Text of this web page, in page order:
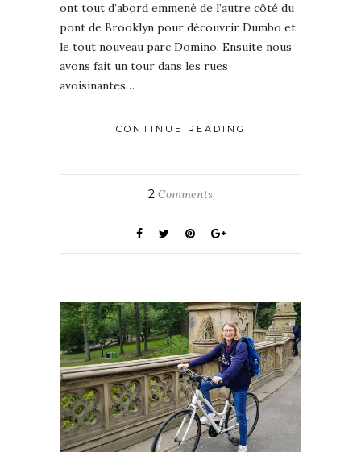
ont tout d’abord emmené de l’autre côté du
pont de Brooklyn pour découvrir Dumbo et
le tout nouveau parc Domino. Ensuite nous
avons fait un tour dans les rues
avoisinantes…
CONTINUE READING
2 Comments